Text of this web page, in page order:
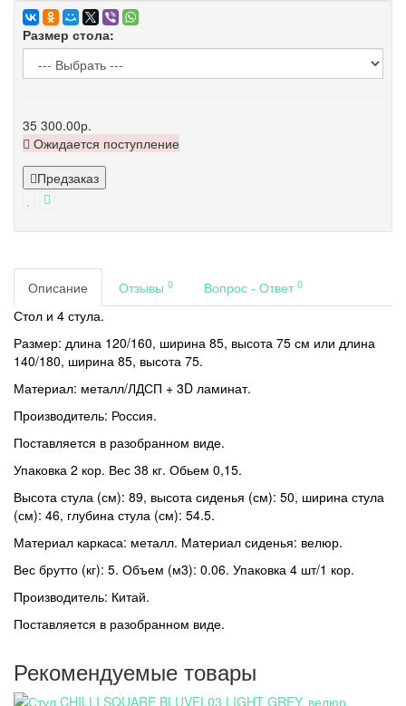
Размер стола:
35 300.00р.
Ожидается поступление
Предзаказ
Описание Отзывы 0 Вопрос - Ответ 0
Стол и 4 стула.
Размер: длина 120/160, ширина 85, высота 75 см или длина
140/180, ширина 85, высота 75.
Материал: металл/ЛДСП + 3D ламинат.
Производитель: Россия.
Поставляется в разобранном виде.
Упаковка 2 кор. Вес 38 кг. Обьем 0,15.
Высота стула (см): 89, высота сиденья (см): 50, ширина стула
(см): 46, глубина стула (см): 54.5.
Материал каркаса: металл. Материал сиденья: велюр.
Вес брутто (кг): 5. Объем (м3): 0.06. Упаковка 4 шт/1 кор.
Производитель: Китай.
Поставляется в разобранном виде.
Рекомендуемые товары